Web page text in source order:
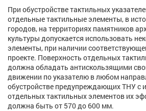
При обустройстве тактильных
отдельные тактильные элементы, в
городов, на территориях памятников
культуры допускается использовать
элементы, при наличии
проекте. Поверхность отдельных
должна обладать антискользящими
движении по указателю в любом
обустройстве предупреждающих ТНУ с
отдельных тактильных элементов их
должна быть от 570 до 600 мм.